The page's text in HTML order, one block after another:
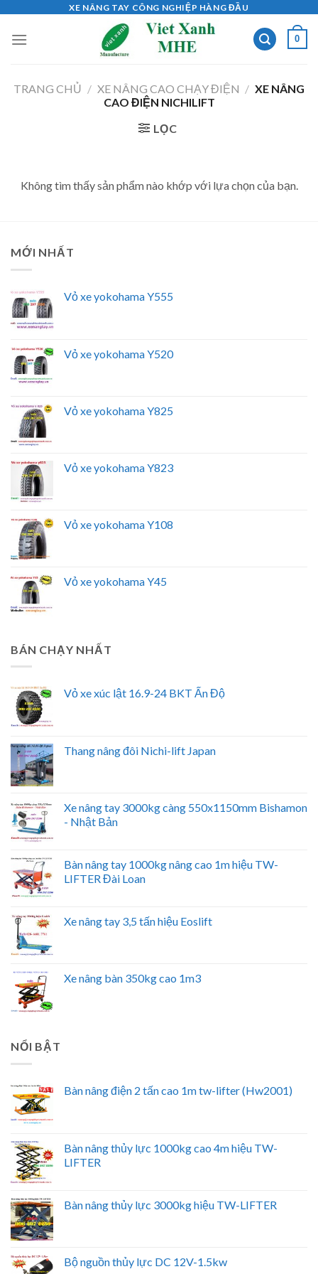
content
XE NÂNG TAY CÔNG NGHIỆP HÀNG ĐẦU
0
TRANG CHỦ / XE NÂNG CAO CHẠY ĐIỆN / XE NÂNG
CAO ĐIỆN NICHILIFT
LỌC
Không tìm thấy sản phẩm nào khớp với lựa chọn của bạn.
MỚI NHẤT
Vỏ xe yokohama Y555
Vỏ xe yokohama Y520
Vỏ xe yokohama Y825
Vỏ xe yokohama Y823
Vỏ xe yokohama Y108
Vỏ xe yokohama Y45
BÁN CHẠY NHẤT
Vỏ xe xúc lật 16.9-24 BKT Ấn Độ
Thang nâng đôi Nichi-lift Japan
Xe nâng tay 3000kg càng 550x1150mm Bishamon
- Nhật Bản
Bàn nâng tay 1000kg nâng cao 1m hiệu TW-
LIFTER Đài Loan
Xe nâng tay 3,5 tấn hiệu Eoslift
Xe nâng bàn 350kg cao 1m3
NỔI BẬT
Bàn nâng điện 2 tấn cao 1m tw-lifter (Hw2001)
Bàn nâng thủy lực 1000kg cao 4m hiệu TW-
LIFTER
Bàn nâng thủy lực 3000kg hiệu TW-LIFTER
Bộ nguồn thủy lực DC 12V-1.5kw